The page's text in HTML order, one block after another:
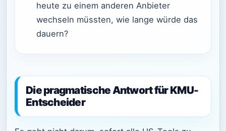
heute zu einem anderen Anbieter
wechseln müssten, wie lange würde das
dauern?
Die pragmatische Antwort für KMU-
Entscheider